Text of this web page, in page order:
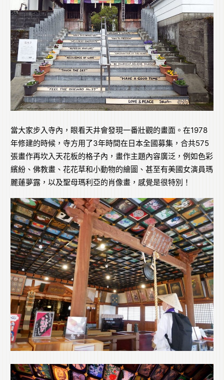
當大家步入寺內，眼看天井會發現一番壯觀的畫面。在1978
年修建的時候，寺方用了3年時間在日本全國募集，合共575
張畫作再坎入天花板的格子內，畫作主題內容廣泛，例如色彩
繽紛、佛教畫、花花草和小動物的繪圖、甚至有美國女演員瑪
麗蓮夢露，以及聖母瑪利亞的肖像畫，感覺是很特別！